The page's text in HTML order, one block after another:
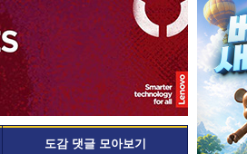
도감 댓글 모아보기